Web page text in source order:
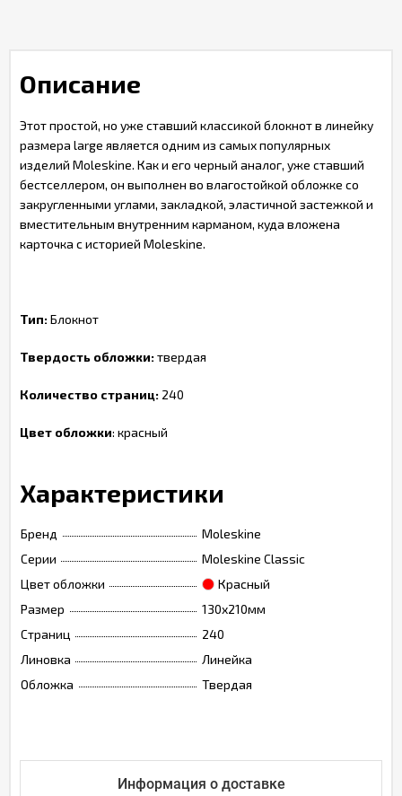
Описание
Этот простой, но уже ставший классикой блокнот в линейку
размера large является одним из самых популярных
изделий Moleskine. Как и его черный аналог, уже ставший
бестселлером, он выполнен во влагостойкой обложке со
закругленными углами, закладкой, эластичной застежкой и
вместительным внутренним карманом, куда вложена
карточка с историей Moleskine.
Тип:Блокнот
Твердость обложки:твердая
Количество страниц: 240
Цвет обложки: красный
Характеристики
Бренд
Moleskine
Серии
Moleskine Classic
Цвет обложки
Красный
Размер
130х210мм
Страниц
240
Линовка
Линейка
Обложка
Твердая
Информация о доставке